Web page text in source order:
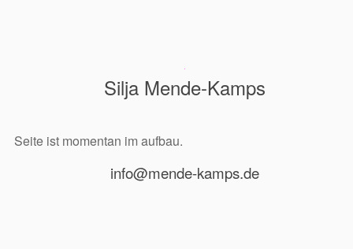
Silja Mende-Kamps
Seite ist momentan im aufbau.
info@mende-kamps.de